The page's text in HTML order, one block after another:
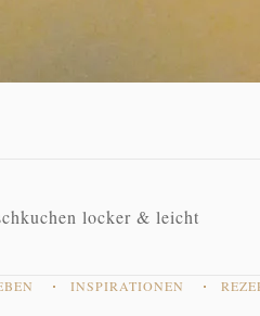
locker & leicht
INSPIRATIONEN